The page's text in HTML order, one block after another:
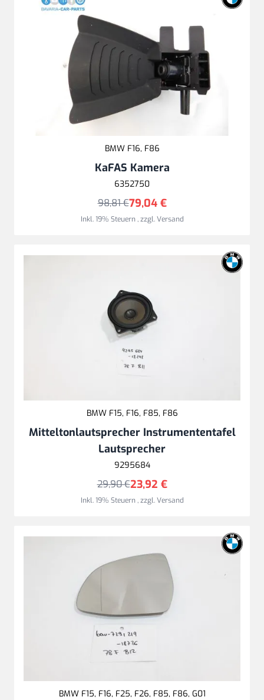
BMW F16, F86
KaFAS Kamera
6352750
79,04 €
98,81 €
Inkl. 19% Steuern,zzgl.Versand
BMW F15, F16, F85, F86
Mitteltonlautsprecher Instrumententafel
Lautsprecher
9295684
23,92 €
29,90 €
Inkl. 19% Steuern,zzgl.Versand
BMW F15, F16, F25, F26, F85, F86, G01